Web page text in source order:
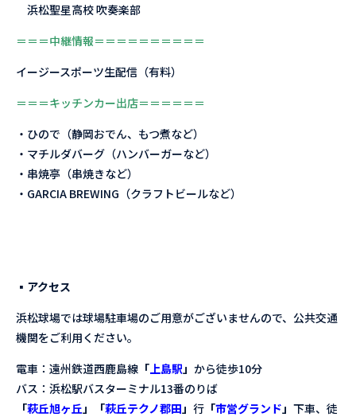
浜松聖星高校 吹奏楽部
＝＝＝中継情報＝＝＝＝＝＝＝＝＝＝
イージースポーツ生配信（有料）
＝＝＝キッチンカー出店＝＝＝＝＝＝
・ひので（静岡おでん、もつ煮など）
・マチルダバーグ（ハンバーガーなど）
・串焼亭（串焼きなど）
・GARCIA BREWING（クラフトビールなど）
▪︎ アクセス
浜松球場では球場駐車場のご用意がございませんので、公共交通
機関をご利用ください。
電車：遠州鉄道西鹿島線 「 上島駅 」 から徒歩10分
バス：浜松駅バスターミナル13番のりば
「萩丘旭ヶ丘 」「萩丘テクノ郡田 」 行 「市営グランド 」 下車、徒